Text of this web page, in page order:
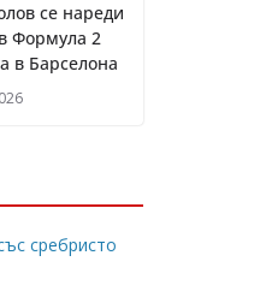
се нареди
Формула 2
в Барселона
сребристо